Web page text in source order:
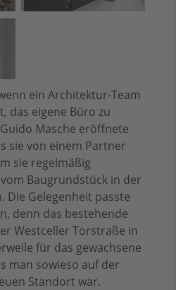
ein Architektur-Team
das eigene Büro zu
Masche eröffnete
sie von einem Partner
sie regelmäßig
Baugrundstück in der
Die Gelegenheit passte
denn das bestehende
Westceller Torstraße in
für das gewachsene
man sowieso auf der
Standort war.